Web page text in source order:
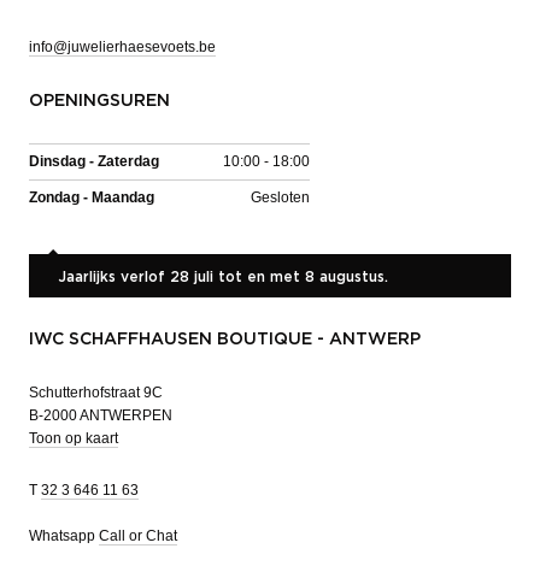
info@juwelierhaesevoets.be
OPENINGSUREN
Dinsdag - Zaterdag 10:00 - 18:00
Zondag - Maandag Gesloten
Jaarlijks verlof 28 juli tot en met 8 augustus.
IWC SCHAFFHAUSEN BOUTIQUE - ANTWERP
Schutterhofstraat 9C
B-2000 ANTWERPEN
Toon op kaart
T 32 3 646 11 63
Whatsapp Call or Chat